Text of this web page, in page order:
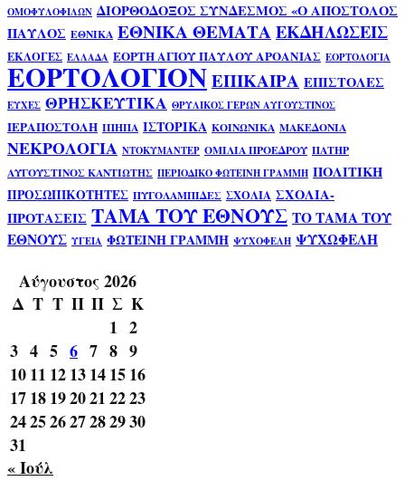
ΟΜΟΦΥΛΟΦΙΛΩΝ ΔΙΟΡΘΟΔΟΞΟΣ ΣΥΝΔΕΣΜΟΣ «Ο ΑΠΟΣΤΟΛΟΣ
ΠΑΥΛΟΣ ΕΘΝΙΚΑ ΕΘΝΙΚΑ ΘΕΜΑΤΑΕΚΔΗΛΩΣΕΙΣ
ΕΚΛΟΓΕΣ ΕΛΛΑΔΑ ΕΟΡΤΗ ΑΓΙΟΥ ΠΑΥΛΟΥ ΑΡΟΑΝΙΑΣ ΕΟΡΤΟΛΟΓΙΑ
ΕΟΡΤΟΛΟΓΙΟΝΕΠΙΚΑΙΡΑ ΕΠΙΣΤΟΛΕΣ
ΕΥΧΕΣ ΘΡΗΣΚΕΥΤΙΚΑ ΘΡΥΛΙΚΟΣ ΓΕΡΩΝ ΑΥΓΟΥΣΤΙΝΟΣ
ΙΕΡΑΠΟΣΤΟΛΗ ΙΠΗΠΑ ΙΣΤΟΡΙΚΑ ΚΟΙΝΩΝΙΚΑ ΜΑΚΕΔΟΝΙΑ
ΝΕΚΡΟΛΟΓΙΑ ΝΤΟΚΥΜΑΝΤΕΡ ΟΜΙΛΙΑ ΠΡΟΕΔΡΟΥ ΠΑΤΗΡ
ΑΥΓΟΥΣΤΙΝΟΣ ΚΑΝΤΙΩΤΗΣ ΠΕΡΙΟΔΙΚΟ ΦΩΤΕΙΝΗ ΓΡΑΜΜΗ ΠΟΛΙΤΙΚΗ
ΠΡΟΣΩΠΙΚΟΤΗΤΕΣ ΠΥΓΟΛΑΜΠΙΔΕΣ ΣΧΟΛΙΑ ΣΧΟΛΙΑ-
ΠΡΟΤΑΣΕΙΣ ΤΑΜΑ ΤΟΥ ΕΘΝΟΥΣ ΤΟ ΤΑΜΑ ΤΟΥ
ΕΘΝΟΥΣ ΥΓΕΙΑ ΦΩΤΕΙΝΗ ΓΡΑΜΜΗ ΨΥΧΟΦΕΛΗ ΨΥΧΩΦΕΛΗ
Αύγουστος 2026
Δ Τ Τ Π Π Σ Κ
1 2
3 4 5 6 7 8 9
1011 1213141516
17181920212223
24252627282930
31
« Ιούλ